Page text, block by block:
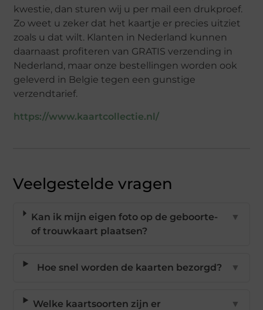
kwestie, dan sturen wij u per mail een drukproef.
Zo weet u zeker dat het kaartje er precies uitziet
zoals u dat wilt. Klanten in Nederland kunnen
daarnaast profiteren van GRATIS verzending in
Nederland, maar onze bestellingen worden ook
geleverd in Belgie tegen een gunstige
verzendtarief.
https://www.kaartcollectie.nl/
Veelgestelde vragen
Kan ik mijn eigen foto op de geboorte-
of trouwkaart plaatsen?
▼
Hoe snel worden de kaarten bezorgd? ▼
Welke kaartsoorten zijn er
▼